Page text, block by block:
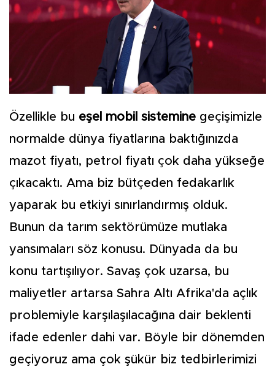
Özellikle bu eşel mobil sistemine geçişimizle
normalde dünya fiyatlarına baktığınızda
mazot fiyatı, petrol fiyatı çok daha yükseğe
çıkacaktı. Ama biz bütçeden fedakarlık
yaparak bu etkiyi sınırlandırmış olduk.
Bunun da tarım sektörümüze mutlaka
yansımaları söz konusu. Dünyada da bu
konu tartışılıyor. Savaş çok uzarsa, bu
maliyetler artarsa Sahra Altı Afrika'da açlık
problemiyle karşılaşılacağına dair beklenti
ifade edenler dahi var. Böyle bir dönemden
geçiyoruz ama çok şükür biz tedbirlerimizi